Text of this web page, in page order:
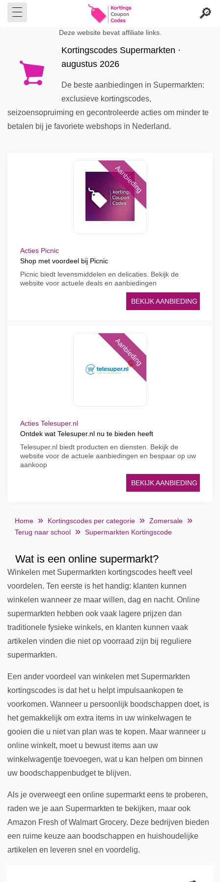
Deze website bevat affiliate links.
Kortingscodes Supermarkten ·
augustus 2026
De beste aanbiedingen in Supermarkten:
exclusieve kortingscodes,
seizoensopruiming en gecontroleerde acties om minder te
betalen bij je favoriete webshops in Nederland.
Aanbieding
Acties Picnic
Shop met voordeel bij Picnic
Picnic biedt levensmiddelen en delicaties. Bekijk de
website voor actuele deals en aanbiedingen
BEKIJK AANBIEDING
Aanbieding
Acties Telesuper.nl
Ontdek wat Telesuper.nl nu te bieden heeft
Telesuper.nl biedt producten en diensten. Bekijk de
website voor de actuele aanbiedingen en bespaar op uw
aankoop
BEKIJK AANBIEDING
Home Kortingscodes per categorie
Zomersale
Terug naar school
Supermarkten Kortingscode
Wat is een online supermarkt?
Winkelen met Supermarkten kortingscodes heeft veel
voordelen. Ten eerste is het handig: klanten kunnen
winkelen wanneer ze maar willen, dag en nacht. Online
supermarkten hebben ook vaak lagere prijzen dan
traditionele fysieke winkels, en klanten kunnen vaak
artikelen vinden die niet op voorraad zijn bij reguliere
supermarkten.
Een ander voordeel van winkelen met Supermarkten
kortingscodes is dat het u helpt impulsaankopen te
voorkomen. Wanneer u persoonlijk boodschappen doet, is
het gemakkelijk om extra items in uw winkelwagen te
gooien die u niet van plan was te kopen. Maar wanneer u
online winkelt, moet u bewust items aan uw
winkelwagentje toevoegen, wat u kan helpen om binnen
uw boodschappenbudget te blijven.
Als je overweegt een online supermarkt eens te proberen,
raden we je aan Supermarkten te bekijken, maar ook
Amazon Fresh of Walmart Grocery. Deze bedrijven bieden
een ruime keuze aan boodschappen en huishoudelijke
artikelen en leveren snel en voordelig.